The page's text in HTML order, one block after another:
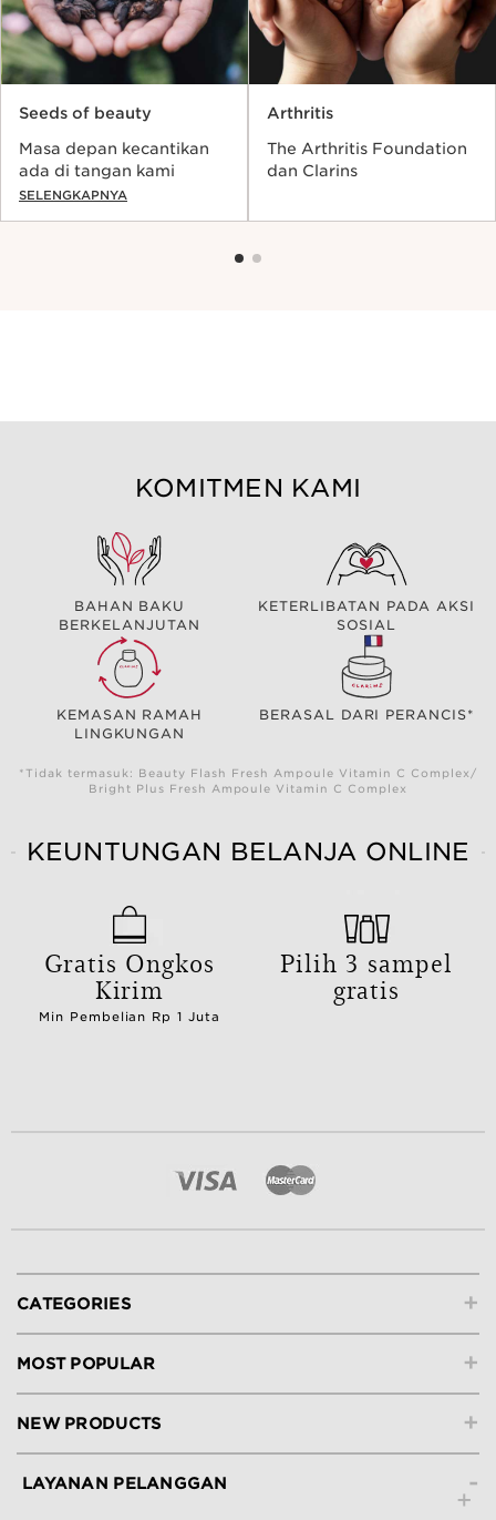
Seeds of beauty
Masa depan kecantikan
ada di tangan kami
SELENGKAPNYA
Arthritis
The Arthritis Foundation
dan Clarins
KOMITMEN KAMI
BAHAN BAKU
BERKELANJUTAN
KETERLIBATAN PADA AKSI
SOSIAL
KEMASAN RAMAH
LINGKUNGAN
BERASAL DARI PERANCIS*
*Tidak termasuk: Beauty Flash Fresh Ampoule Vitamin C Complex/
Bright Plus Fresh Ampoule Vitamin C Complex
KEUNTUNGAN BELANJA ONLINE
Gratis Ongkos
Kirim
Min Pembelian Rp 1 Juta
Pilih 3 sampel
gratis
+
CATEGORIES
+
MOST POPULAR
+
NEW PRODUCTS
-
LAYANAN PELANGGAN